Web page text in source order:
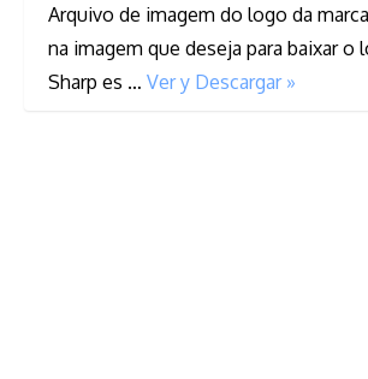
Arquivo de imagem do logo da
na imagem que deseja para baixar o
Sharp es … Ver y Descargar »